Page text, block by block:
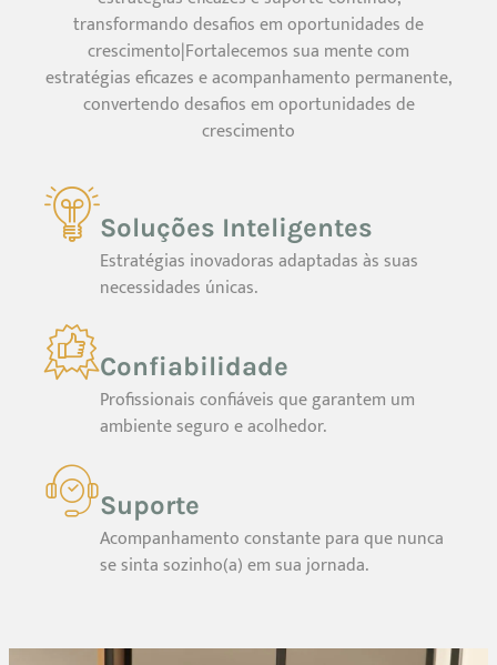
transformando desafios em oportunidades de
crescimento|Fortalecemos sua mente com
estratégias eficazes e acompanhamento permanente,
convertendo desafios em oportunidades de
crescimento
Soluções Inteligentes
Estratégias inovadoras adaptadas às suas
necessidades únicas.
Confiabilidade
Profissionais confiáveis que garantem um
ambiente seguro e acolhedor.
Suporte
Acompanhamento constante para que nunca
se sinta sozinho(a) em sua jornada.